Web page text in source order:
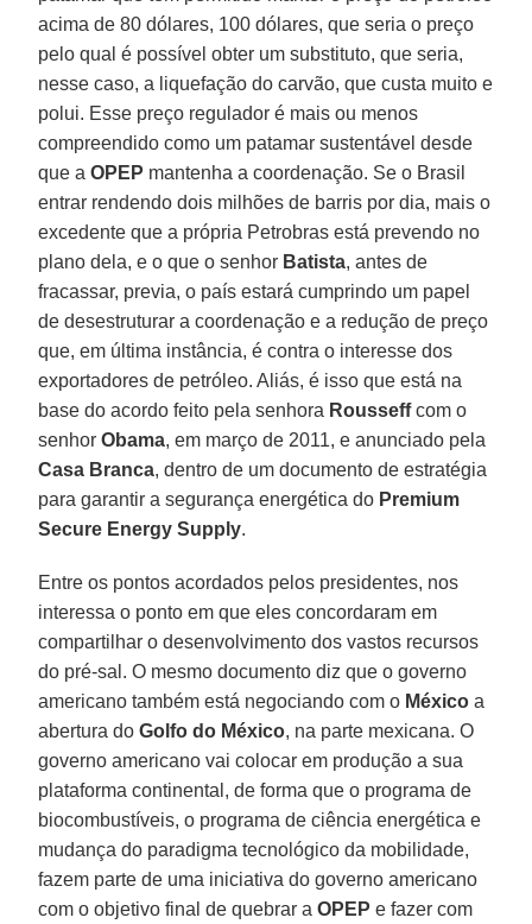
acima de 80 dólares, 100 dólares, que seria o preço
pelo qual é possível obter um substituto, que seria,
nesse caso, a liquefação do carvão, que custa muito e
polui. Esse preço regulador é mais ou menos
compreendido como um patamar sustentável desde
que aOPEP mantenha a coordenação. Se o Brasil
entrar rendendo dois milhões de barris por dia, mais o
excedente que a própria Petrobras está prevendo no
plano dela, e o que o senhor Batista, antes de
fracassar, previa, o país estará cumprindo um papel
de desestruturar a coordenação e a redução de preço
que, em última instância, é contra o interesse dos
exportadores de petróleo. Aliás, é isso que está na
base do acordo feito pela senhora Rousseffcom o
senhorObama, em março de 2011, e anunciado pela
Casa Branca, dentro de um documento de estratégia
para garantir a segurança energética do Premium
Secure Energy Supply.
Entre os pontos acordados pelos presidentes, nos
interessa o ponto em que eles concordaram em
compartilhar o desenvolvimento dos vastos recursos
do pré-sal. O mesmo documento diz que o governo
americano também está negociando com o México a
abertura doGolfo do México, na parte mexicana. O
governo americano vai colocar em produção a sua
plataforma continental, de forma que o programa de
biocombustíveis, o programa de ciência energética e
mudança do paradigma tecnológico da mobilidade,
fazem parte de uma iniciativa do governo americano
com o objetivo final de quebrar aOPEP e fazer com